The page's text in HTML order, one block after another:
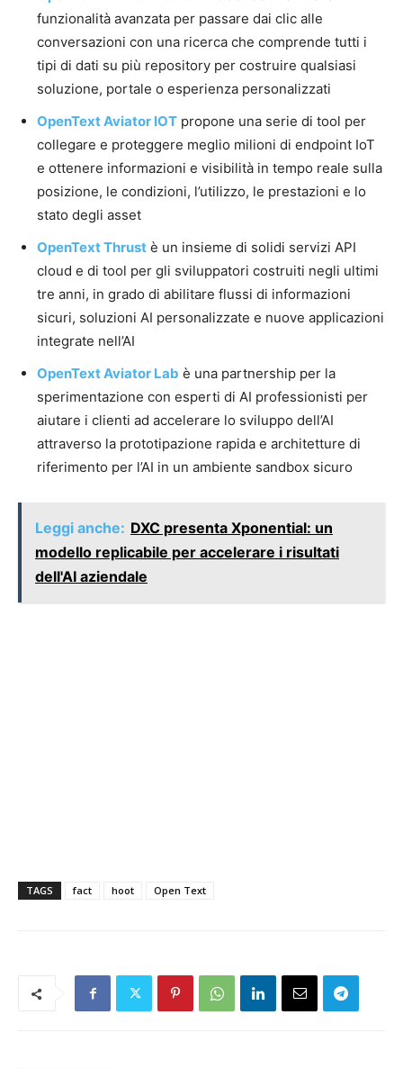
funzionalità avanzata per passare dai clic alle
conversazioni con una ricerca che comprende tutti i
tipi di dati su più repository per costruire qualsiasi
soluzione, portale o esperienza personalizzati
OpenText Aviator IOT propone una serie di tool per
collegare e proteggere meglio milioni di endpoint IoT
e ottenere informazioni e visibilità in tempo reale sulla
posizione, le condizioni, l’utilizzo, le prestazioni e lo
stato degli asset
OpenText Thrust è un insieme di solidi servizi API
cloud e di tool per gli sviluppatori costruiti negli ultimi
tre anni, in grado di abilitare flussi di informazioni
sicuri, soluzioni AI personalizzate e nuove applicazioni
integrate nell’AI
OpenText Aviator Lab è una partnership per la
sperimentazione con esperti di AI professionisti per
aiutare i clienti ad accelerare lo sviluppo dell’AI
attraverso la prototipazione rapida e architetture di
riferimento per l’AI in un ambiente sandbox sicuro
Leggi anche: DXC presenta Xponential: un
modello replicabile per accelerare i risultati
dell'AI aziendale
TAGS fact hoot Open Text